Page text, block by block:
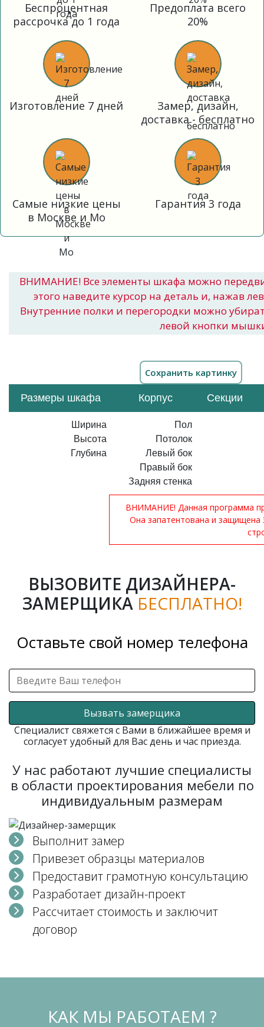
Беспроцентная
рассрочка до 1 года
Предоплата всего
20%
Изготовление 7 дней
Замер, дизайн,
доставка - бесплатно
Самые низкие цены
в Москве и Мо
Гарантия 3 года
ВНИМАНИЕ! Все элементы шкафа можно
этого наведите курсор на деталь и, нажав
Внутренние полки и перегородки можно
левой кнопки
Размеры шкафа Корпус Секции
Ширина
Высота
Глубина
Пол
Потолок
Левый бок
Правый бок
Задняя стенка
ВНИМАНИЕ! Данная программа
Она запатентована и
ВЫЗОВИТЕ ДИЗАЙНЕРА-
ЗАМЕРЩИКА БЕСПЛАТНО!
Оставьте свой номер телефона
Вызвать замерщика
Специалист свяжется с Вами в ближайшее время и
согласует удобный для Вас день и час приезда.
У нас работают лучшие специалисты
в области проектирования мебели по
индивидуальным размерам
Выполнит замер
Привезет образцы материалов
Предоставит грамотную консультацию
Разработает дизайн-проект
Рассчитает стоимость и заключит
договор
КАК МЫ РАБОТАЕМ ?